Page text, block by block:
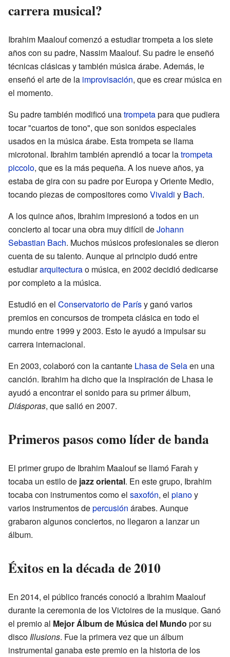
carrera musical?
Ibrahim Maalouf comenzó a estudiar trompeta a los siete
años con su padre, Nassim Maalouf. Su padre le enseñó
técnicas clásicas y también música árabe. Además, le
enseñó el arte de la improvisación, que es crear música en
el momento.
Su padre también modificó unatrompetapara que pudiera
tocar "cuartos de tono", que son sonidos especiales
usados en la música árabe. Esta trompeta se llama
microtonal. Ibrahim también aprendió a tocar latrompeta
piccolo, que es la más pequeña. A los nueve años, ya
estaba de gira con su padre por Europa y Oriente Medio,
tocando piezas de compositores comoVivaldi y Bach.
A los quince años, Ibrahim impresionó a todos en un
concierto al tocar una obra muy difícil deJohann
Sebastian Bach. Muchos músicos profesionales se dieron
cuenta de su talento. Aunque al principio dudó entre
estudiararquitecturao música, en 2002 decidió dedicarse
por completo a la música.
Estudió en el Conservatorio de Parísy ganó varios
premios en concursos de trompeta clásica en todo el
mundo entre 1999 y 2003. Esto le ayudó a impulsar su
carrera internacional.
En 2003, colaboró con la cantante Lhasa de Selaen una
canción. Ibrahim ha dicho que la inspiración de Lhasa le
ayudó a encontrar el sonido para su primer álbum,
Diásporas, que salió en 2007.
Primeros pasos como líder de banda
El primer grupo de Ibrahim Maalouf se llamó Farah y
tocaba un estilo de jazz oriental. En este grupo, Ibrahim
tocaba con instrumentos como el saxofón, el pianoy
varios instrumentos depercusión árabes. Aunque
grabaron algunos conciertos, no llegaron a lanzar un
álbum.
Éxitos en la década de 2010
En 2014, el público francés conoció a Ibrahim Maalouf
durante la ceremonia de los Victoires de la musique. Ganó
el premio al Mejor Álbum de Música del Mundo por su
disco Illusions. Fue la primera vez que un álbum
instrumental ganaba este premio en la historia de los